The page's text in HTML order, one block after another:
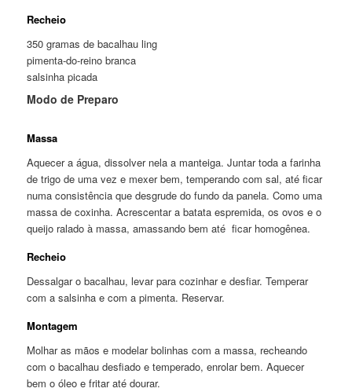
Recheio
350 gramas de bacalhau ling
pimenta-do-reino branca
salsinha picada
Modo de Preparo
Massa
Aquecer a água, dissolver nela a manteiga. Juntar toda a farinha
de trigo de uma vez e mexer bem, temperando com sal, até ficar
numa consistência que desgrude do fundo da panela. Como uma
massa de coxinha. Acrescentar a batata espremida, os ovos e o
queijo ralado à massa, amassando bem até ficar homogênea.
Recheio
Dessalgar o bacalhau, levar para cozinhar e desfiar. Temperar
com a salsinha e com a pimenta. Reservar.
Montagem
Molhar as mãos e modelar bolinhas com a massa, recheando
com o bacalhau desfiado e temperado, enrolar bem. Aquecer
bem o óleo e fritar até dourar.